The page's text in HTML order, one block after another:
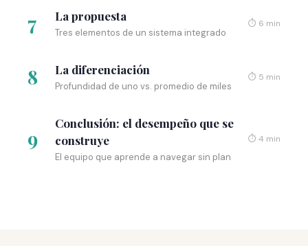
7 La propuesta
Tres elementos de un sistema integrado
⏱ 6 min
8 La diferenciación
Profundidad de uno vs. promedio de miles
⏱ 5 min
9
Conclusión: el desempeño que se
construye
El equipo que aprende a navegar sin plan
⏱ 4 min